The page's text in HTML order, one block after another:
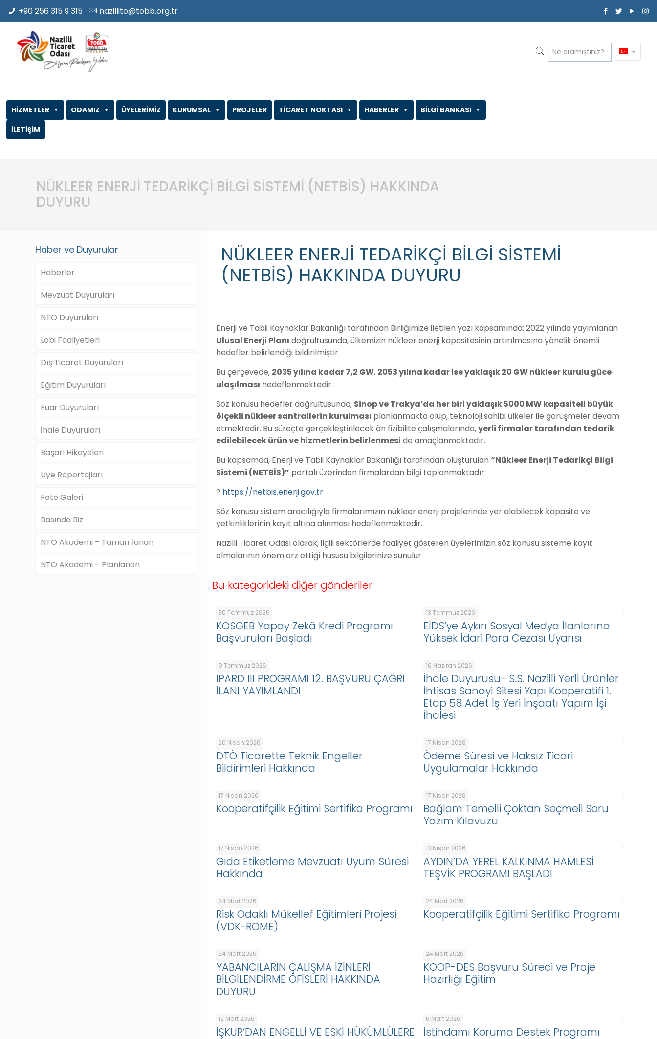
+90 256 315 9 315 nazillito@tobb.org.tr
ODAMIZ
HİZMETLER ÜYELERİMİZ KURUMSAL PROJELER TİCARET NOKTASI HABERLER
BİLGİ BANKASI
İLETİŞİM
NÜKLEER ENERJİ TEDARİKÇİ BİLGİ SİSTEMİ (NETBİS) HAKKINDA
DUYURU
NÜKLEER ENERJİ TEDARİKÇİ BİLGİ SİSTEMİ
(NETBİS) HAKKINDA DUYURU
Enerji ve Tabii Kaynaklar Bakanlığı tarafından Birliğimize iletilen yazı kapsamında; 2022 yılında yayımlanan
Ulusal Enerji Planı doğrultusunda, ülkemizin nükleer enerji kapasitesinin artırılmasına yönelik önemli
hedefler belirlendiği bildirilmiştir.
Bu çerçevede, 2035 yılına kadar 7,2 GW, 2053 yılına kadar ise yaklaşık 20 GW nükleer kurulu güce
ulaşılması hedeflenmektedir.
Söz konusu hedefler doğrultusunda; Sinop ve Trakya’da her biri yaklaşık 5000 MW kapasiteli büyük
ölçekli nükleer santrallerin kurulması planlanmakta olup, teknoloji sahibi ülkeler ile görüşmeler devam
etmektedir. Bu süreçte gerçekleştirilecek ön fizibilite çalışmalarında,yerli firmalar tarafından tedarik
edilebilecek ürün ve hizmetlerin belirlenmesi de amaçlanmaktadır.
Bu kapsamda, Enerji ve Tabii Kaynaklar Bakanlığı tarafından oluşturulan“Nükleer Enerji Tedarikçi Bilgi
Sistemi (NETBİS)” portalı üzerinden firmalardan bilgi toplanmaktadır:
? https://netbis.enerji.gov.tr
Söz konusu sistem aracılığıyla firmalarımızın nükleer enerji projelerinde yer alabilecek kapasite ve
yetkinliklerinin kayıt altına alınması hedeflenmektedir.
Nazilli Ticaret Odası olarak, ilgili sektörlerde faaliyet gösteren üyelerimizin söz konusu sisteme kayıt
olmalarının önem arz ettiği hususu bilgilerinize sunulur.
Bu kategorideki diğer gönderiler
30 Temmuz 2026
KOSGEB Yapay Zekâ Kredi Programı
Başvuruları Başladı
13 Temmuz 2026
EİDS’ye Aykırı Sosyal Medya İlanlarına
Yüksek İdari Para Cezası Uyarısı
9 Temmuz 2026
IPARD III PROGRAMI 12. BAŞVURU ÇAĞRI
İLANI YAYIMLANDI
16 Haziran 2026
İhale Duyurusu- S.S. Nazilli Yerli Ürünler
İhtisas Sanayi Sitesi Yapı Kooperatifi 1.
Etap 58 Adet İş Yeri İnşaatı Yapım İşi
İhalesi
20 Nisan 2026
DTÖ Ticarette Teknik Engeller
Bildirimleri Hakkında
17 Nisan 2026
Ödeme Süresi ve Haksız Ticari
Uygulamalar Hakkında
17 Nisan 2026
Kooperatifçilik Eğitimi Sertifika Programı
17 Nisan 2026
Bağlam Temelli Çoktan Seçmeli Soru
Yazım Kılavuzu
17 Nisan 2026
Gıda Etiketleme Mevzuatı Uyum Süresi
Hakkında
13 Nisan 2026
AYDIN’DA YEREL KALKINMA HAMLESİ
TEŞVİK PROGRAMI BAŞLADI
24 Mart 2026
Risk Odaklı Mükellef Eğitimleri Projesi
(VDK-ROME)
24 Mart 2026
Kooperatifçilik Eğitimi Sertifika Programı
24 Mart 2026
YABANCILARIN ÇALIŞMA İZİNLERİ
BİLGİLENDİRME OFİSLERİ HAKKINDA
DUYURU
24 Mart 2026
KOOP-DES Başvuru Süreci ve Proje
Hazırlığı Eğitim
12 Mart 2026
İŞKUR’DAN ENGELLİ VE ESKİ HÜKÜMLÜLERE
6 Mart 2026
İstihdamı Koruma Destek Programı
Haber ve Duyurular
Haberler
Mevzuat Duyuruları
NTO Duyuruları
Lobi Faaliyetleri
Dış Ticaret Duyuruları
Eğitim Duyuruları
Fuar Duyuruları
İhale Duyuruları
Başarı Hikayeleri
Üye Röportajları
Foto Galeri
Basında Biz
NTO Akademi – Tamamlanan
NTO Akademi – Planlanan